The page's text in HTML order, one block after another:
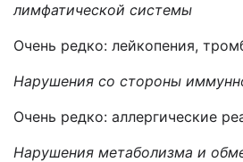
лимфатической системы
Очень редко: лейкопения,
Нарушения со стороны
Очень редко: аллергические
Нарушения метаболизма и